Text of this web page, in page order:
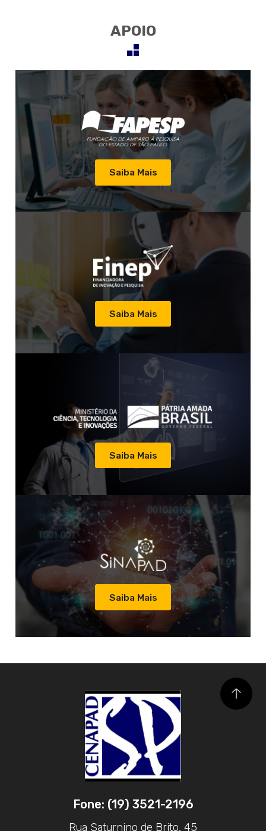
APOIO
Saiba Mais
Saiba Mais
Saiba Mais
Saiba Mais
Fone: (19) 3521-2196
Rua Saturnino de Brito, 45